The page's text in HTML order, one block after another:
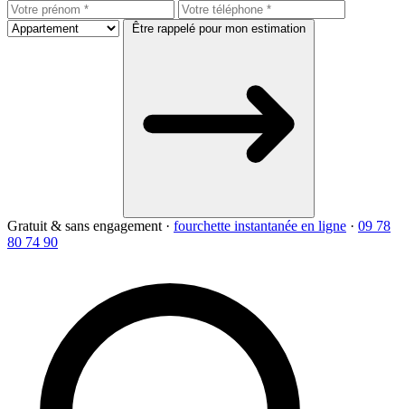
Être rappelé pour mon estimation
Gratuit & sans engagement · fourchette instantanée en ligne · 09 78
80 74 90